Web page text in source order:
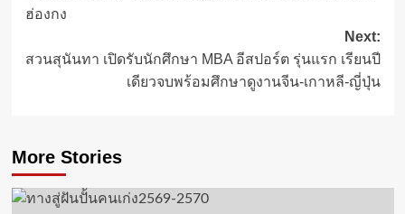
ฮ่องกง
Next:
สวนสุนันทา เปิดรับนักศึกษา MBA อีสปอร์ต รุ่นแรก เรียนปี
เดียวจบพร้อมศึกษาดูงานจีน-เกาหลี-ญี่ปุ่น
More Stories